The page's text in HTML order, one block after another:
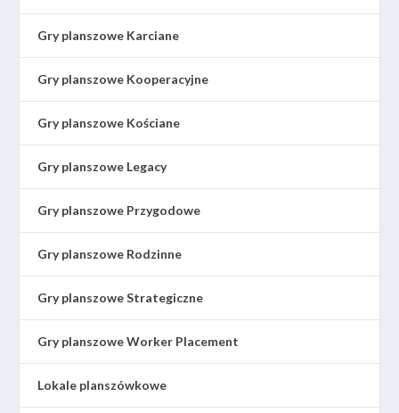
Gry planszowe Karciane
Gry planszowe Kooperacyjne
Gry planszowe Kościane
Gry planszowe Legacy
Gry planszowe Przygodowe
Gry planszowe Rodzinne
Gry planszowe Strategiczne
Gry planszowe Worker Placement
Lokale planszówkowe